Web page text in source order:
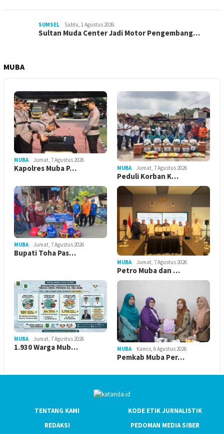
SUMSEL Sabtu, 1 Agustus 2026
Sultan Muda Center Jadi Motor Pengembang…
MUBA
MUBA Jumat, 7 Agustus 2026
Kapolres Muba P… MUBA Jumat, 7 Agustus 2026
Peduli Korban K…
MUBA Jumat, 7 Agustus 2026
Bupati Toha Pas…
MUBA Jumat, 7 Agustus 2026
Petro Muba dan …
MUBA Jumat, 7 Agustus 2026
1.930 Warga Mub… MUBA Kamis, 6 Agustus 2026
Pemkab Muba Per…
TENTANG KAMI
KODE ETIK JURNALISTIK
REDAKSI
PEDOMAN MEDIA SIBER